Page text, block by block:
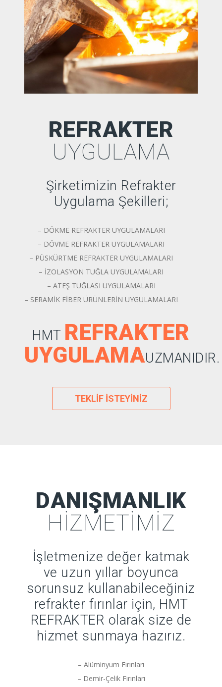
REFRAKTER
UYGULAMA
Şirketimizin Refrakter
Uygulama Şekilleri;
– DÖKME REFRAKTER UYGULAMALARI
– DÖVME REFRAKTER UYGULAMALARI
– PÜSKÜRTME REFRAKTER UYGULAMALARI
– İZOLASYON TUĞLA UYGULAMALARI
– ATEŞ TUĞLASI UYGULAMALARI
– SERAMİK FİBER ÜRÜNLERİN UYGULAMALARI
HMT REFRAKTER
UYGULAMAUZMANIDIR.
TEKLIF İSTEYINIZ
DANIŞMANLIK
HIZMETIMIZ
İşletmenize değer katmak
ve uzun yıllar boyunca
sorunsuz kullanabileceğiniz
refrakter fırınlar için, HMT
REFRAKTER olarak size de
hizmet sunmaya hazırız.
– Alüminyum Fırınları
– Demir-Çelik Fırınları